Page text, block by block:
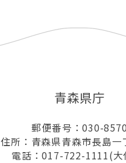
青森県庁
郵便番号：030-8570
住所：青森県青森市長島一
電話：017-722-1111(大